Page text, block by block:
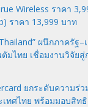
Wireless ราคา
ราคา 13,999 บาท
ผนึกภาครัฐ
มไทย เชื่อมงานวิจัยสู่
ยกระดับความร่
เทศไทย พร้อมมอบสิท